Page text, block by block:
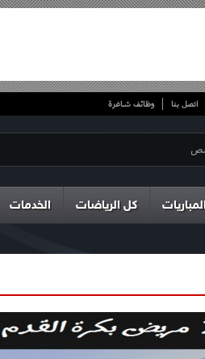
اتصل بنا وظائف شاغرة
كل الرياضات الخدمات